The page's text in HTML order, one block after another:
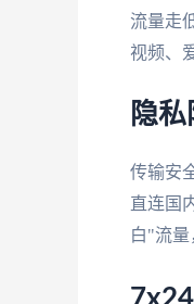
流量走
视频、
隐
传输安
直连国
白"流量